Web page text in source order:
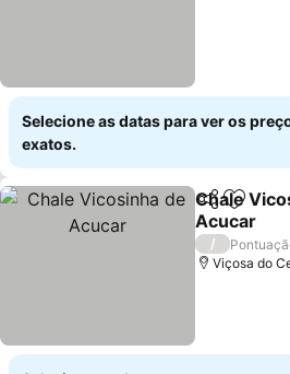
Selecione as datas para ver os
exatos.
Partilhar
Chale
Acucar
Ver preços
/
Viçosa do